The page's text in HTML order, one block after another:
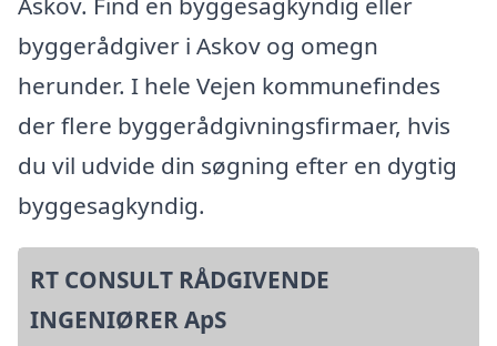
byggerådgiver i Askov og omegn
herunder. I hele Vejen kommunefindes
der flere byggerådgivningsfirmaer, hvis
du vil udvide din søgning efter en dygtig
byggesagkyndig.
RT CONSULT RÅDGIVENDE
INGENIØRER ApS